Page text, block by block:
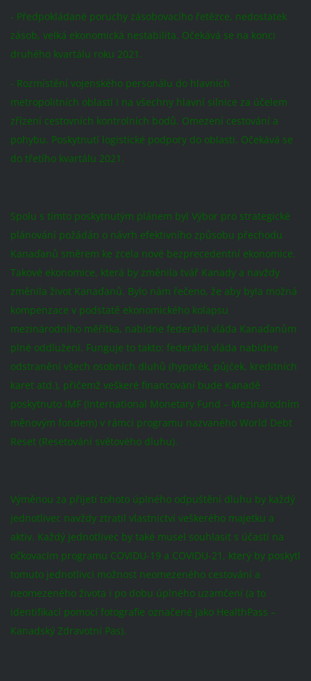
- Předpokládané poruchy zásobovacího řetězce, nedostatek
zásob, velká ekonomická nestabilita. Očekává se na konci
druhého kvartálu roku 2021.
- Rozmístění vojenského personálu do hlavních
metropolitních oblastí i na všechny hlavní silnice za účelem
zřízení cestovních kontrolních bodů. Omezení cestování a
pohybu. Poskytnutí logistické podpory do oblasti. Očekává se
do třetího kvartálu 2021.
Spolu s tímto poskytnutým plánem byl Výbor pro strategické
plánování požádán o návrh efektivního způsobu přechodu
Kanaďanů směrem ke zcela nové bezprecedentní ekonomice.
Takové ekonomice, která by změnila tvář Kanady a navždy
změnila život Kanaďanů. Bylo nám řečeno, že aby byla možná
kompenzace v podstatě ekonomického kolapsu
mezinárodního měřítka, nabídne federální vláda Kanaďanům
plné oddlužení. Funguje to takto: federální vláda nabídne
odstranění všech osobních dluhů (hypoték, půjček, kreditních
karet atd.), přičemž veškeré financování bude Kanadě
poskytnuto IMF (International Monetary Fund – Mezinárodním
měnovým fondem) v rámci programu nazvaného World Debt
Reset (Resetování světového dluhu).
Výměnou za přijetí tohoto úplného odpuštění dluhu by každý
jednotlivec navždy ztratil vlastnictví veškerého majetku a
aktiv. Každý jednotlivec by také musel souhlasit s účastí na
očkovacím programu COVIDU-19 a COVIDU-21, který by poskytl
tomuto jednotlivci možnost neomezeného cestování a
neomezeného života i po dobu úplného uzamčení (a to
identifikací pomocí fotografie označené jako HealthPass –
Kanadský Zdravotní Pas).